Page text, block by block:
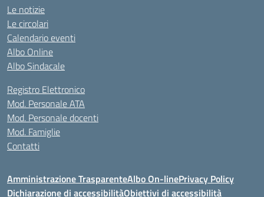
Le notizie
Le circolari
Calendario eventi
Albo Online
Albo Sindacale
Registro Elettronico
Mod. Personale ATA
Mod. Personale docenti
Mod. Famiglie
Contatti
Amministrazione TrasparenteAlbo On-linePrivacy Policy
Dichiarazione di accessibilitàObiettivi di accessibilità